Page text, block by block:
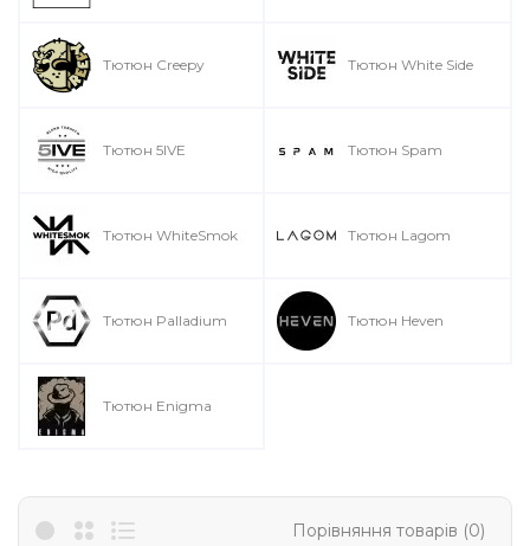
Тютюн Creepy Тютюн White Side
Тютюн 5IVE Тютюн Spam
Тютюн WhiteSmok Тютюн Lagom
Тютюн Palladium Тютюн Heven
Тютюн Enigma
Порівняння товарів (0)